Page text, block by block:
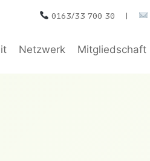
0163/33 700 30 |
Netzwerk Mitgliedschaft